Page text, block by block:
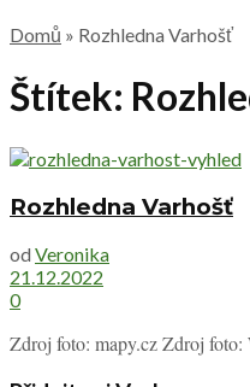
Domů » Rozhledna Varhošť
Štítek:
Rozhledna Varhošť
od Veronika
21.12.2022
0
Zdroj foto: mapy.cz Zdroj foto: